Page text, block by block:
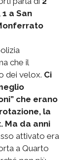
a San
che il
dei velox. Ci
che erano
la
Ma da anni
attivato era
a Quarto